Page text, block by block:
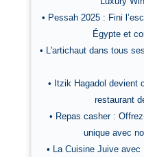
• Pessah 2025 : Fini
Égypte et
• L'artichaut dans tous
• Itzik Hagadol devient
restaurant
• Repas casher :
unique avec
• La Cuisine Juive